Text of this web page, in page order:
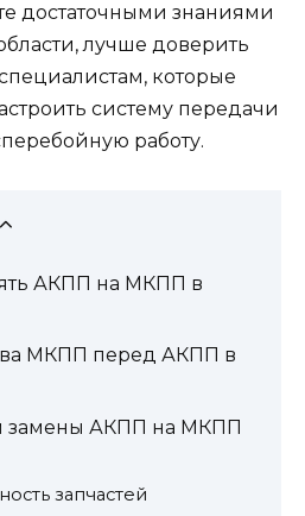
достаточными знаниями
лучше доверить
которые
систему передачи
работу.
АКПП на МКПП в
МКПП перед АКПП в
замены АКПП на МКПП
запчастей